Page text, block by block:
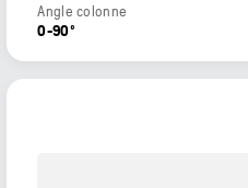
Angle colonne
0-90º